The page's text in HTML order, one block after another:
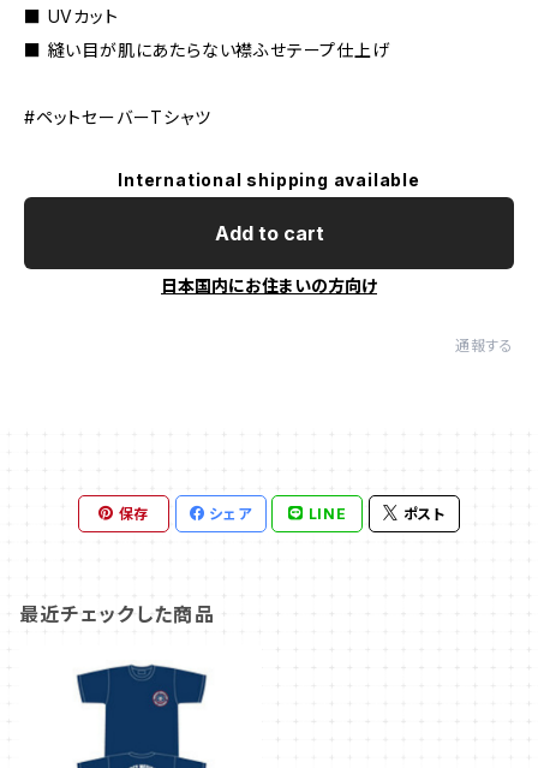
■ UVカット
■ 縫い目が肌にあたらない襟ふせテープ仕上げ
#ペットセーバーTシャツ
International shipping available
Add to cart
日本国内にお住まいの方向け
通報する
保存 シェア LINE ポスト
最近チェックした商品